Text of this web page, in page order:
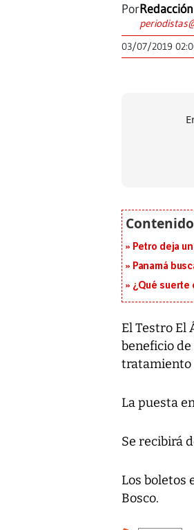
Por
03/07/2019
Petro deja
Panamá
¿Qué suerte
El Testro El
beneficio
tratamiento
La puesta
Se recibirá
Los boletos
Bosco.